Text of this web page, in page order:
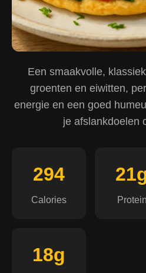
Een smaakvolle,
groenten en eiwitten,
energie en een goed
je afslankdoelen
294
Calories Protein
18g